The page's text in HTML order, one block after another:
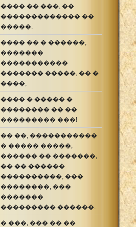
���� �� ���, ��
������������� ��
�����.
���� �� � ������,
�������
�����������
������� �����, �� �
����,
���� � ����� �
�������� �� ��
��������� ���!
�� ��, �����������
� ����� �����,
������ �� �������,
�� �� ������
����������, ���
��������, ���
�������
��������� ������.
� ���, ��� �� ��